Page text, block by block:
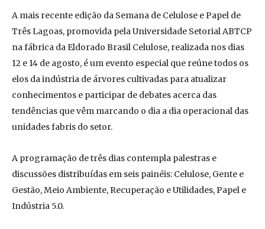
A mais recente edição da Semana de Celulose e Papel de
Três Lagoas, promovida pela Universidade Setorial ABTCP
na fábrica da Eldorado Brasil Celulose, realizada nos dias
12 e 14 de agosto, é um evento especial que reúne todos os
elos da indústria de árvores cultivadas para atualizar
conhecimentos e participar de debates acerca das
tendências que vêm marcando o dia a dia operacional das
unidades fabris do setor.
A programação de três dias contempla palestras e
discussões distribuídas em seis painéis: Celulose, Gente e
Gestão, Meio Ambiente, Recuperação e Utilidades, Papel e
Indústria 5.0.